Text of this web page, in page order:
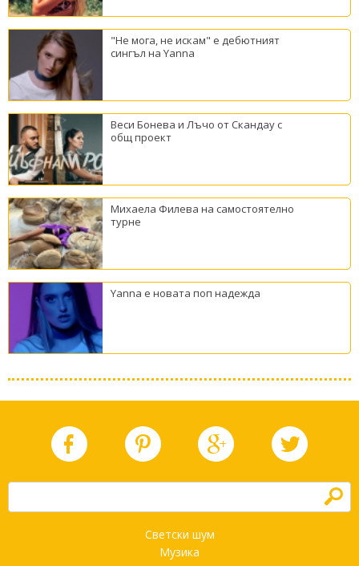
"Не мога, не искам" е дебютният
сингъл на Yanna
Веси Бонева и Лъчо от Скандау с
общ проект
Михаела Филева на самостоятелно
турне
Yanna е новата поп надежда
h
Светски шум
Музика